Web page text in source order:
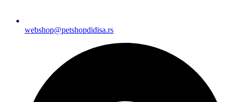
webshop@petshopdidisa.rs